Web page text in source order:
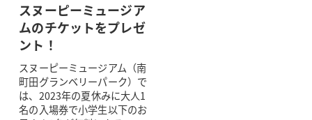
スヌーピーミュージア
ムのチケットをプレゼ
ント！
スヌーピーミュージアム（南
町田グランベリーパーク）で
は、2023年の夏休みに大人1
名の入場券で小学生以下のお